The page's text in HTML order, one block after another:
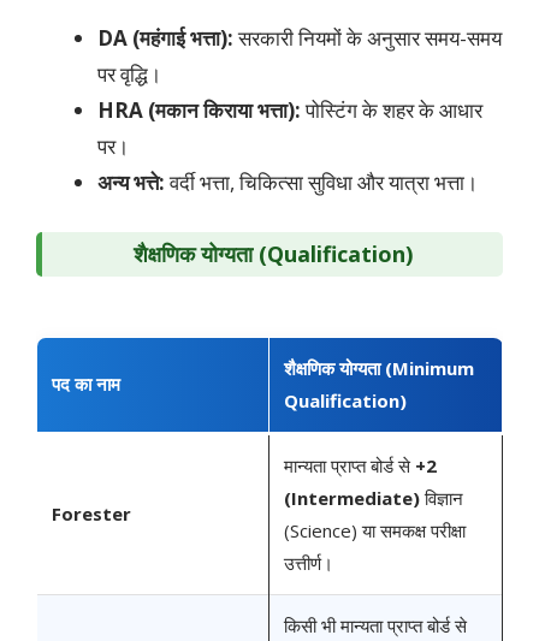
DA (महंगाई भत्ता):सरकारी नियमों के अनुसार समय-समय
पर वृद्धि।
HRA (मकान किराया भत्ता):पोस्टिंग के शहर के आधार
पर।
अन्य भत्ते:वर्दी भत्ता, चिकित्सा सुविधा और यात्रा भत्ता।
शैक्षणिक योग्यता (Qualification)
पद का नाम
शैक्षणिक योग्यता (Minimum
Qualification)
Forester
मान्यता प्राप्त बोर्ड से +2
(Intermediate)विज्ञान
(Science) या समकक्ष परीक्षा
उत्तीर्ण।
किसी भी मान्यता प्राप्त बोर्ड से